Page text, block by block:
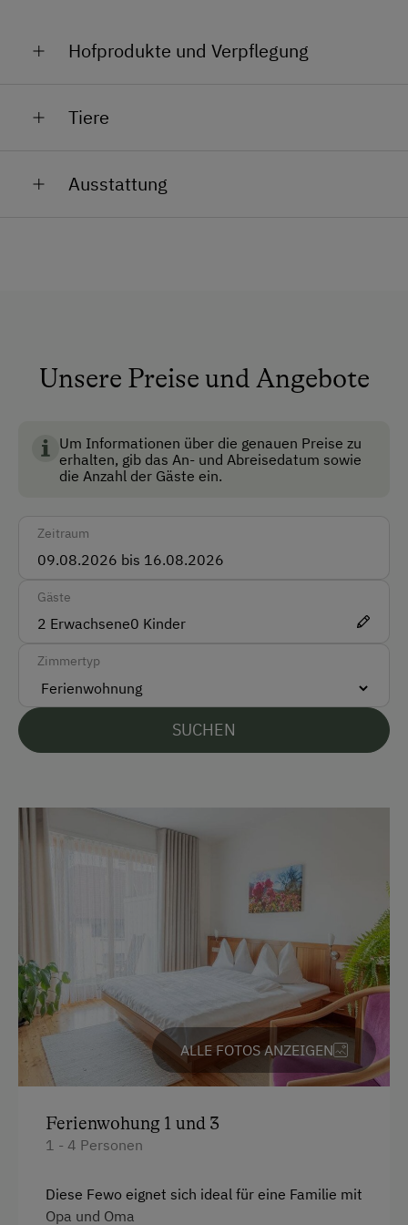
Hofprodukte und Verpflegung
Gemüse und Kräuter aus dem Bauerngarten
Apfelsaft
Tiere
Ausstattung
Rezeption
Skischuhtrockner
Auto
Akzeptierte Zahlungsmittel
Barzahlung
Überweisung / SEPA
Vor Ort gesprochene Sprachen
Radunterstellmöglichkeit
Am Betrieb
Bauernstube
Familienanschluss
Hausgarten
Obstgarten
Unsere Preise und Angebote
Um Informationen über die genauen Preise zu
erhalten, gib das An- und Abreisedatum sowie
die Anzahl der Gäste ein.
Zeitraum
Gäste
2 Erwachsene0 Kinder
Zimmertyp
SUCHEN
ALLE FOTOS ANZEIGEN
Ferienwohung 1 und 3
1 - 4 Personen
Diese Fewo eignet sich ideal für eine Familie mit
Opa und Oma